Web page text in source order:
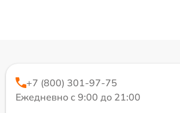
+7 (800) 301-97-75
Ежедневно с 9:00 до 21:00